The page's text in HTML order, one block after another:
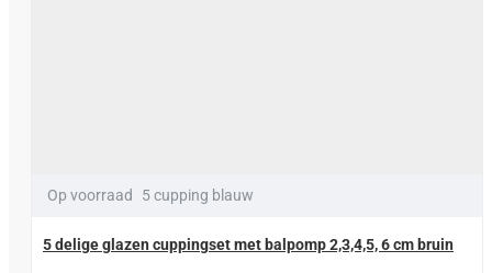
Op voorraad 5 cupping blauw
5 delige glazen cuppingset met balpomp 2,3,4,5, 6 cm bruin